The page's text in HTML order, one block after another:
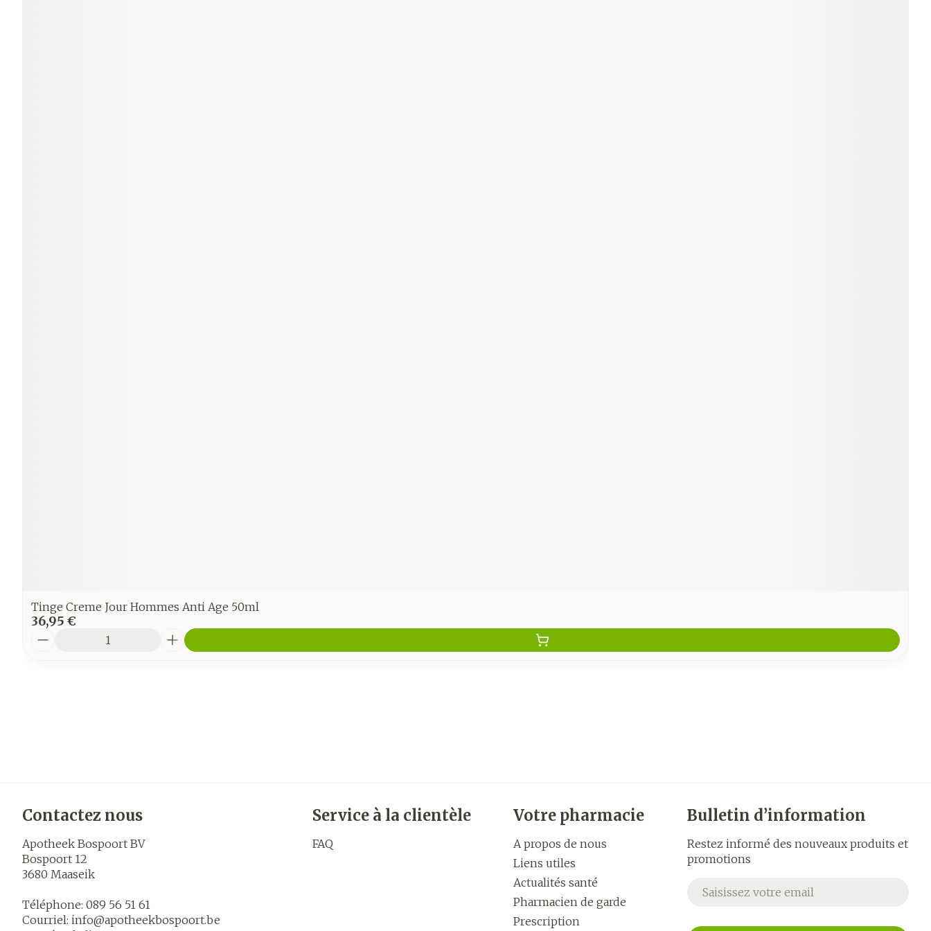
Tinge Creme Jour Hommes Anti Age 50ml
36,95 €
Contactez nous
Apotheek Bospoort BV
Bospoort 12
3680 Maaseik
Téléphone: 089 56 51 61
Courriel: info@apotheekbospoort.be
Service à la clientèle
FAQ
Votre pharmacie
A propos de nous
Liens utiles
Actualités santé
Pharmacien de garde
Prescription
Bulletin d’information
Restez informé des nouveaux produits et
promotions
Adresse mail